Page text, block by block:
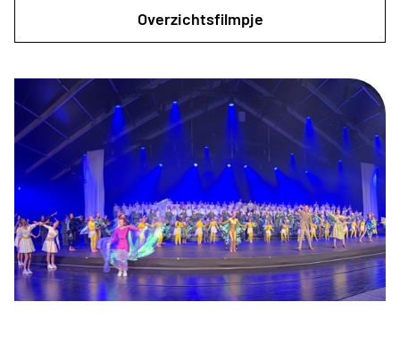
Overzichtsfilmpje